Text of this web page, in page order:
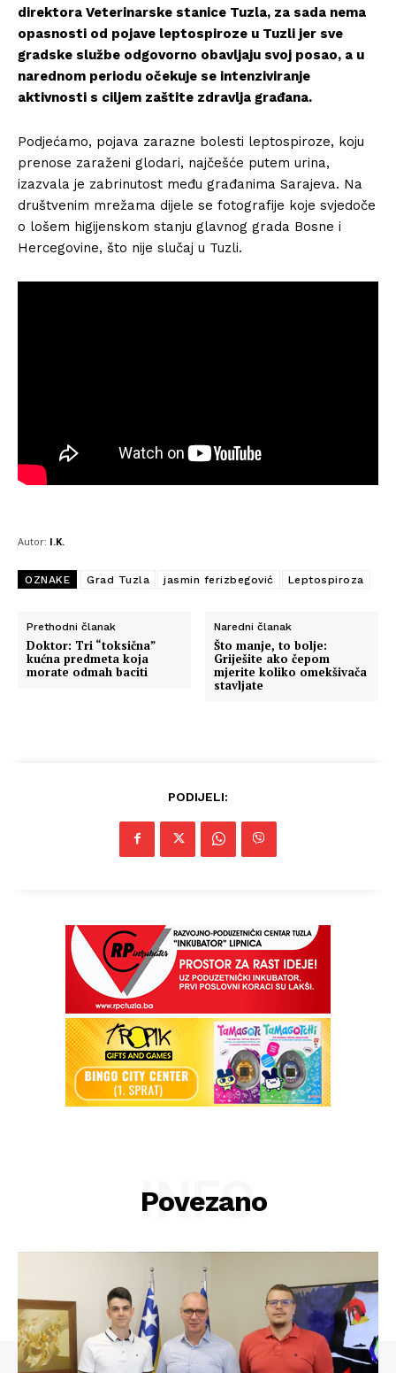
direktora Veterinarske stanice Tuzla, za sada nema
opasnosti od pojave leptospiroze u Tuzli jer sve
gradske službe odgovorno obavljaju svoj posao, a u
narednom periodu očekuje se intenziviranje
aktivnosti s ciljem zaštite zdravlja građana.
Podjećamo, pojava zarazne bolesti leptospiroze, koju
prenose zaraženi glodari, najčešće putem urina,
izazvala je zabrinutost među građanima Sarajeva. Na
društvenim mrežama dijele se fotografije koje svjedoče
o lošem higijenskom stanju glavnog grada Bosne i
Hercegovine, što nije slučaj u Tuzli.
Autor: I.K.
OZNAKE Grad Tuzla jasmin ferizbegović Leptospiroza
Prethodni članak
Doktor: Tri “toksična”
kućna predmeta koja
morate odmah baciti
Naredni članak
Što manje, to bolje:
Griješite ako čepom
mjerite koliko omekšivača
stavljate
PODIJELI:
Povezano
INFO